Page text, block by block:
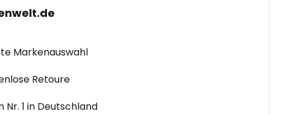
Markenauswahl
Retoure
Nr. 1 in Deutschland